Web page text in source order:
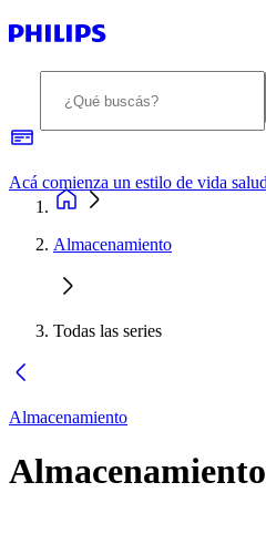
Almacenamiento
Todas las series
Almacenamiento
Almacenamiento